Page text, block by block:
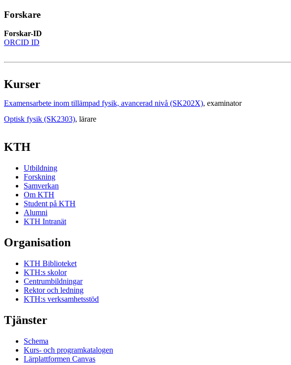
Forskare
Forskar-ID
ORCID ID
Kurser
Examensarbete inom tillämpad fysik, avancerad nivå (SK202X), examinator
Optisk fysik (SK2303), lärare
KTH
Utbildning
Forskning
Samverkan
Om KTH
Student på KTH
Alumni
KTH Intranät
Organisation
KTH Biblioteket
KTH:s skolor
Centrumbildningar
Rektor och ledning
KTH:s verksamhetsstöd
Tjänster
Schema
Kurs- och programkatalogen
Lärplattformen Canvas